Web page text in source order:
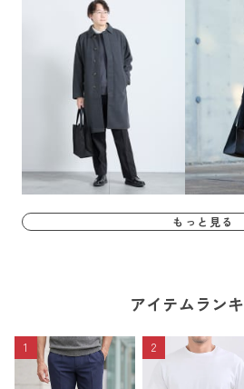
もっと見る
アイテムラン
1 2